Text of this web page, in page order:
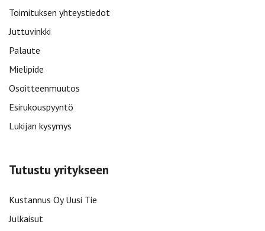
Toimituksen yhteystiedot
Juttuvinkki
Palaute
Mielipide
Osoitteenmuutos
Esirukouspyyntö
Lukijan kysymys
Tutustu yritykseen
Kustannus Oy Uusi Tie
Julkaisut